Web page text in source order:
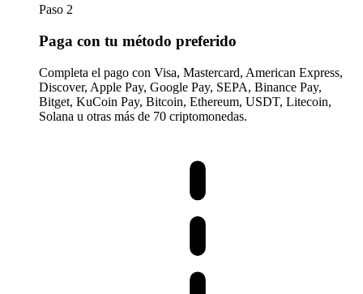
Paso 2
Paga con tu método preferido
Completa el pago con Visa, Mastercard, American Express,
Discover, Apple Pay, Google Pay, SEPA, Binance Pay,
Bitget, KuCoin Pay, Bitcoin, Ethereum, USDT, Litecoin,
Solana u otras más de 70 criptomonedas.